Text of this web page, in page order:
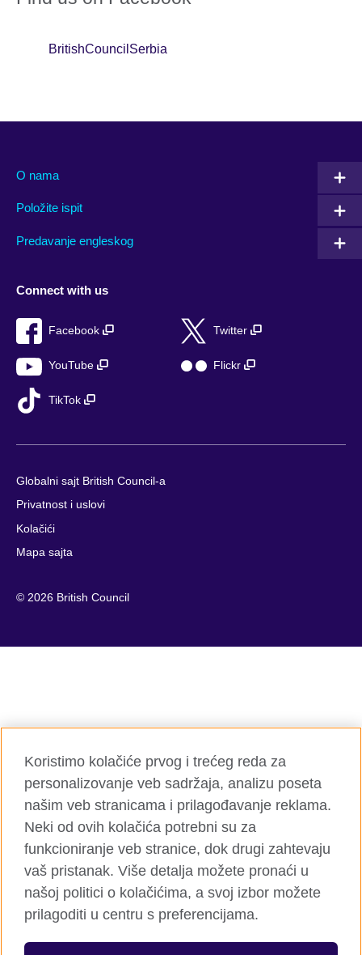
BritishCouncilSerbia
O nama
Položite ispit
Predavanje engleskog
Connect with us
Facebook Twitter
YouTube Flickr
TikTok
Globalni sajt British Council-a
Privatnost i uslovi
Kolačići
Mapa sajta
© 2026 British Council
Koristimo kolačiće prvog i trećeg reda za
personalizovanje veb sadržaja, analizu poseta
našim veb stranicama i prilagođavanje reklama.
Neki od ovih kolačića potrebni su za
funkcioniranje veb stranice, dok drugi zahtevaju
vaš pristanak. Više detalja možete pronaći u
našoj politici o kolačićima, a svoj izbor možete
prilagoditi u centru s preferencijama.